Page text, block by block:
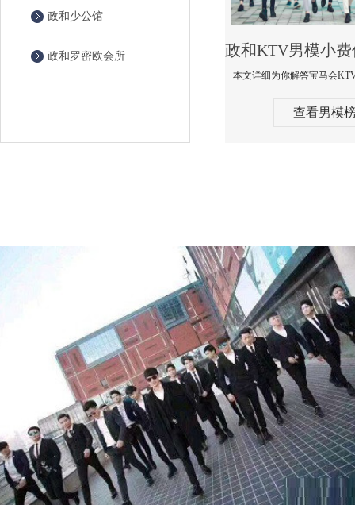
政和少公馆
政和罗密欧会所
查看男模